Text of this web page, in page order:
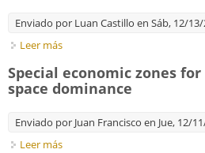
Enviado por Luan Castillo en Sáb, 12/
Leer más
Special economic zones
space dominance
Enviado por Juan Francisco en Jue, 12/
Leer más